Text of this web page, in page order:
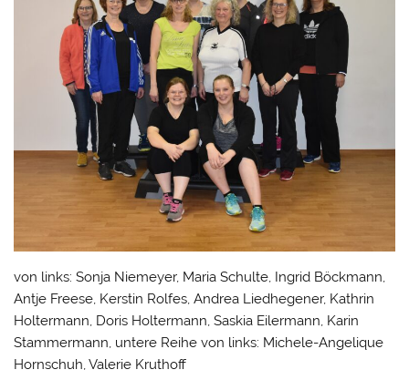
von links: Sonja Niemeyer, Maria Schulte, Ingrid Böckmann,
Antje Freese, Kerstin Rolfes, Andrea Liedhegener, Kathrin
Holtermann, Doris Holtermann, Saskia Eilermann, Karin
Stammermann, untere Reihe von links: Michele-Angelique
Hornschuh, Valerie Kruthoff